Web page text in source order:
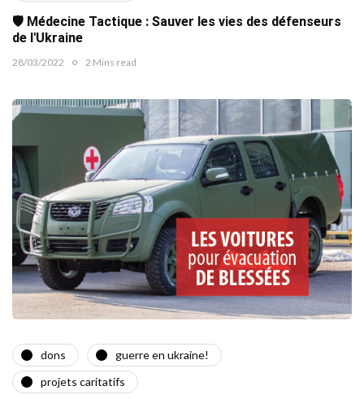
🛡️ Médecine Tactique : Sauver les vies des défenseurs
de l'Ukraine
28/03/2022 2 Mins read
dons
guerre en ukraine!
projets caritatifs